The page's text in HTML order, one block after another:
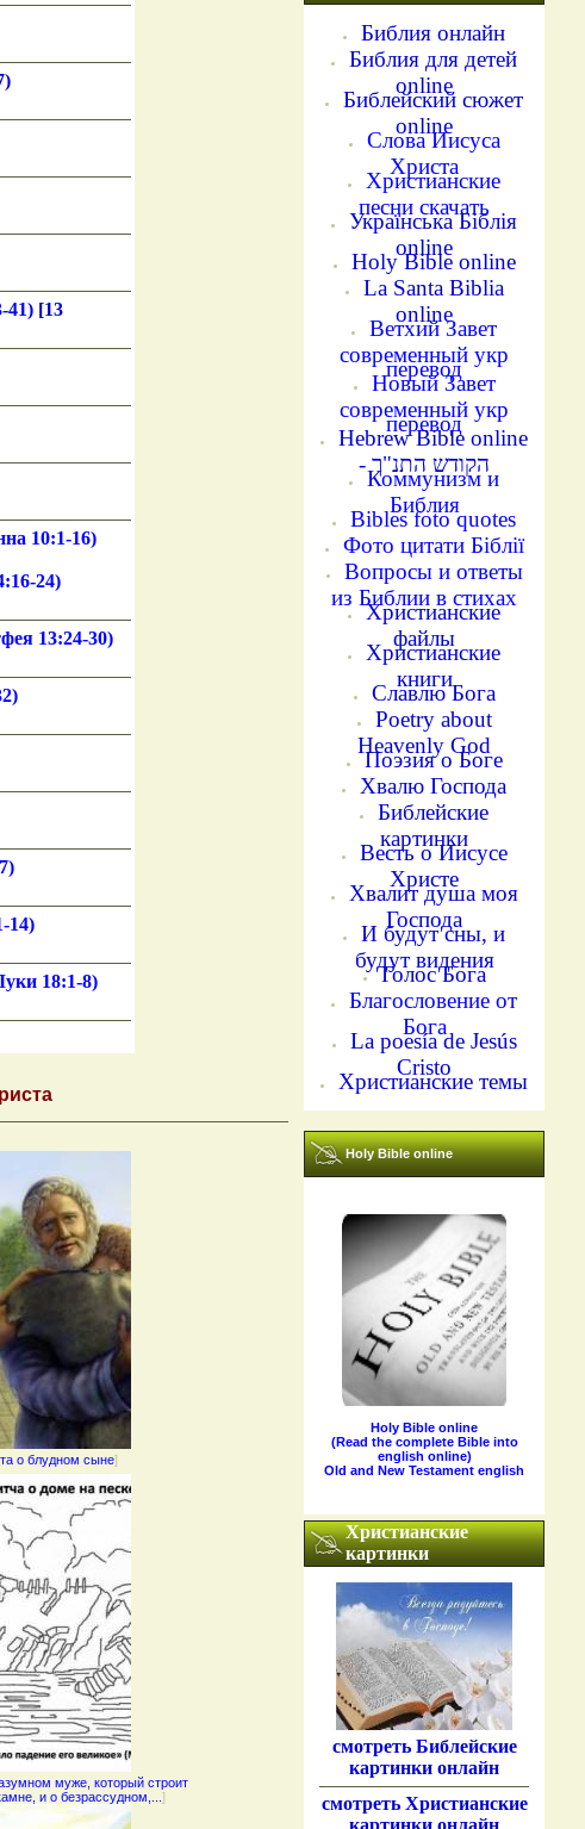
41)[13
10:1-16)
:16-24)
13:24-30)
14)
18:1-8)
о блудном сыне]
муже, который строит
и о безрассудном,... ]
Библия онлайн
Библия для детей
online
Библейский сюжет
online
Слова Иисуса
Христа
Христианские
песни скачать
Українська Біблія
online
Holy Bible online
La Santa Biblia
online
Ветхий Завет
современный укр
перевод
Новый Завет
современный укр
перевод
Hebrew Bible online
- הקודש התנ"ך
Коммунизм и
Библия
Bibles foto quotes
Фото цитати Біблії
Вопросы и ответы
из Библии в стихах
Христианские
файлы
Христианские
книги
Славлю Бога
Poetry about
Heavenly God
Поэзия о Боге
Хвалю Господа
Библейские
картинки
Весть о Иисусе
Христе
Хвалит душа моя
Господа
И будут сны, и
будут видения
Голос Бога
Благословение от
Бога
La poesía de Jesús
Cristo
Христианские темы
Holy Bible online
Holy Bible online
(Read the complete Bible into
english online)
Old and New Testament english
Христианские
картинки
cмотреть Библейские
картинки онлайн
cмотреть Христианские
картинки онлайн